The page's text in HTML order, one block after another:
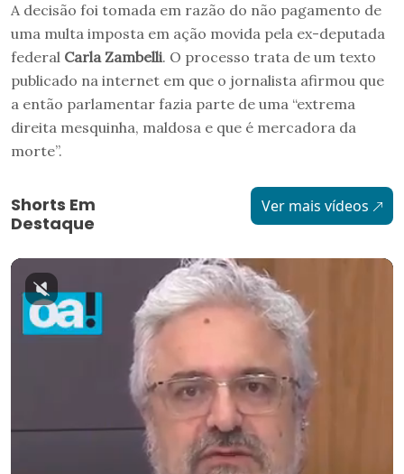
A decisão foi tomada em razão do não pagamento de
uma multa imposta em ação movida pela ex-deputada
federal Carla Zambelli. O processo trata de um texto
publicado na internet em que o jornalista afirmou que
a então parlamentar fazia parte de uma “extrema
direita mesquinha, maldosa e que é mercadora da
morte”.
Shorts Em
Destaque
Ver mais vídeos